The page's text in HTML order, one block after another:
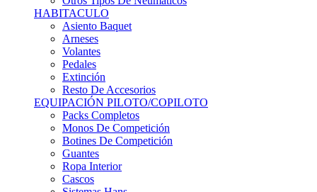
HABITACULO
Asiento Baquet
Arneses
Volantes
Pedales
Extinción
Resto De Accesorios
EQUIPACIÓN PILOTO/COPILOTO
Packs Completos
Monos De Competición
Botines De Competición
Guantes
Ropa Interior
Cascos